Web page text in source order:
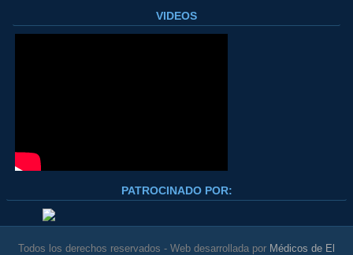
VIDEOS
PATROCINADO POR:
Todos los derechos reservados - Web desarrollada por Médicos de El